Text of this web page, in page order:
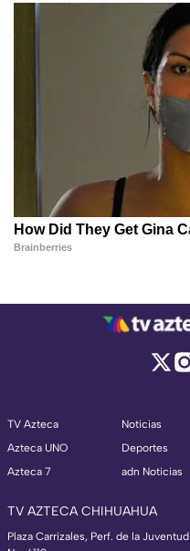
TV Azteca
Azteca UNO
Azteca 7
Noticias
Deportes
adn Noticias
TV AZTECA CHIHUAHUA
Plaza Carrizales, Perf. de la Juventud